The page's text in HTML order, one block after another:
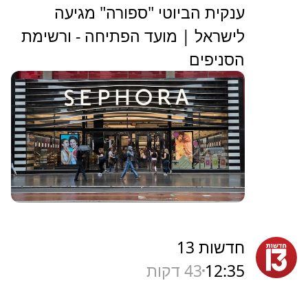
ענקית הביוטי "ספורה" מגיעה
לישראל | מועד הפתיחה - ורשימת
הסניפים
חדשות 13
12:35 43 דקות